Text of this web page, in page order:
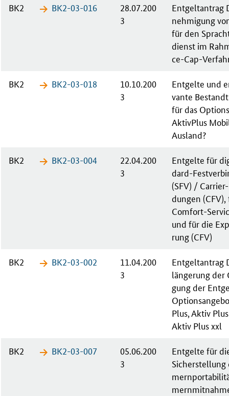
BK2 BK2-03-​016
28.07.200
3
Ent­gelt­an­trag
neh­mi­gung
für den
dienst im
ce-Cap-
BK2 BK2-03-​018
10.10.200
3
Ent­gel­te und
van­te
für das
Ak­tiv­Plus
Aus­land?
BK2 BK2-03-​004
22.04.200
3
Ent­gel­te für
dard-
(SFV) /
dun­gen
Com­fort-
und für die
rung (CFV)
BK2 BK2-03-​002
11.04.200
3
Ent­gelt­an­trag
län­ge­rung
gung der
Plus, Ak­tiv
Ak­tiv Plus xxl
BK2 BK2-03-​007
05.06.200
3
Ent­gel­te für